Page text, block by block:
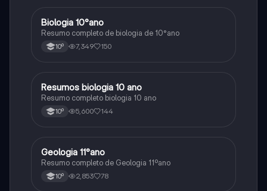
Biologia
Biologia 10°ano
Resumo completo de biologia de 10°ano
10º 7,349 150
Biologia
Resumos biologia 10 ano
Resumo completo biologia 10 ano
10º 5,600 144
Biologia
Geologia 11°ano
Resumo completo de Geologia 11ºano
10º 2,853 78